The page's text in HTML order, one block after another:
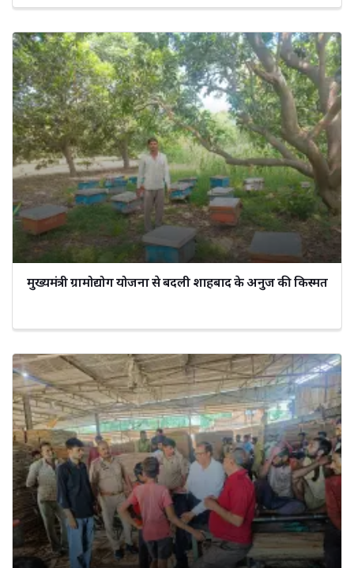
मुख्यमंत्री ग्रामोद्योग योजना से बदली शाहबाद के अनुज की किस्मत